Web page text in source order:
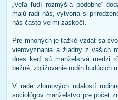
„Veľa ľudí rozmýšľa podobne“
majú radi nás, vytvoria si
nás často veľmi zaskočí.
Pre mnohých je ťažké vzdať sa
vierovyznania a žiadny z vašich
dnes keď sú manželstvá medzi
bežné, zbližovanie rodín budúcich
V rade zlomových udalostí
sociológov manželstvo pre počet